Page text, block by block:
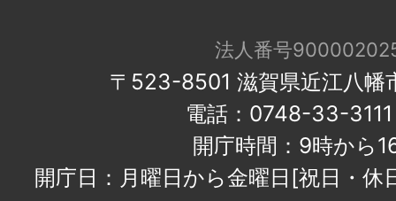
法人番号
〒523-8501 滋賀県近江八幡
電話：0748-33-
開庁時間：9時から
開庁日：月曜日から金曜日[祝日・